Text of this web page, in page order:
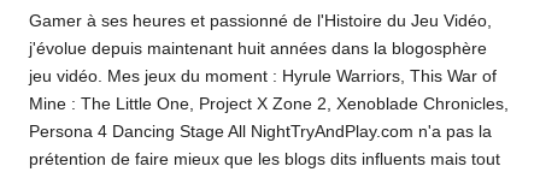
Gamer à ses heures et passionné de l'Histoire du Jeu Vidéo,
j'évolue depuis maintenant huit années dans la blogosphère
jeu vidéo. Mes jeux du moment : Hyrule Warriors, This War of
Mine : The Little One, Project X Zone 2, Xenoblade Chronicles,
Persona 4 Dancing Stage All NightTryAndPlay.com n'a pas la
prétention de faire mieux que les blogs dits influents mais tout